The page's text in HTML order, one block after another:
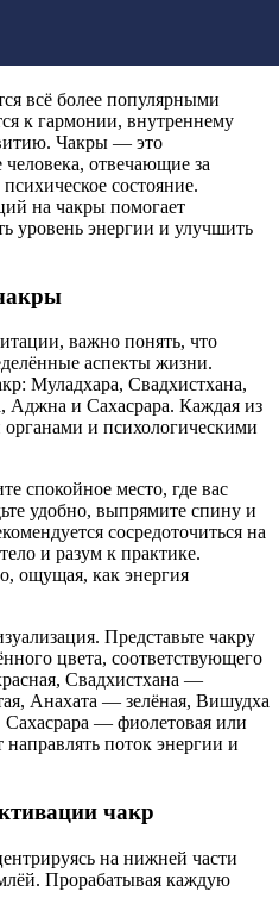
всё более популярными
к гармонии, внутреннему
Чакры — это
человека, отвечающие за
состояние.
на чакры помогает
уровень энергии и улучшить
важно понять, что
аспекты жизни.
Муладхара, Свадхистхана,
и Сахасрара. Каждая из
и психологическими
спокойное место, где вас
удобно, выпрямите спину и
сосредоточиться на
и разум к практике.
ощущая, как энергия
Представьте чакру
цвета, соответствующего
Свадхистхана —
Анахата — зелёная, Вишудха
— фиолетовая или
направлять поток энергии и
чакр
на нижней части
Прорабатывая каждую